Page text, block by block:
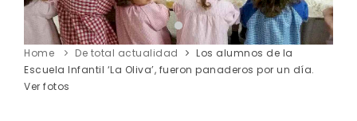
Home De total actualidad
Los alumnos de la
Escuela Infantil ‘La Oliva’, fueron panaderos por un día.
Ver fotos